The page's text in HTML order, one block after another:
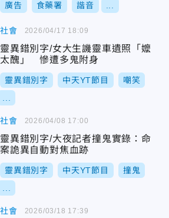
廣告 食藥署 諧音
社會
靈異錯別字/女大生譏靈車遺照「嬤
太醜」 慘遭多鬼附身
靈異錯別字 中天YT節目 嘲笑
2026/04/17 18:09
社會
靈異錯別字/大夜記者撞鬼實錄：命
案詭異自動對焦血跡
靈異錯別字 中天YT節目 撞鬼
2026/04/08 17:00
社會 2026/03/18 17:39